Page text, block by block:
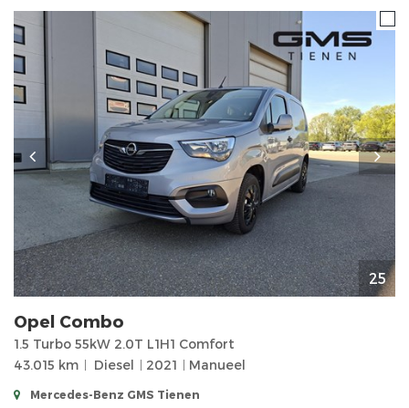
25
Opel Combo
1.5 Turbo 55kW 2.0T L1H1 Comfort
43.015 km
Diesel 2021 Manueel
Mercedes-Benz GMS Tienen